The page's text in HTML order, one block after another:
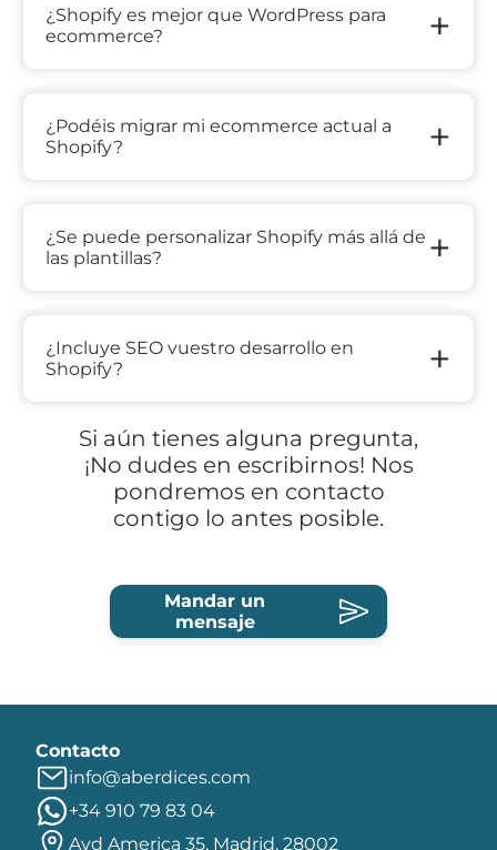
Si aún tienes alguna pregunta,
¡No dudes en escribirnos! Nos
pondremos en contacto
contigo lo antes posible.
Mandar un
mensaje
¿Shopify es mejor que WordPress para
ecommerce?
+
¿Podéis migrar mi ecommerce actual a
Shopify?
+
¿Se puede personalizar Shopify más allá de
las plantillas?
+
¿Incluye SEO vuestro desarrollo en
Shopify?
+
Contacto
info@aberdices.com
+34 910 79 83 04
Avd America 35, Madrid, 28002